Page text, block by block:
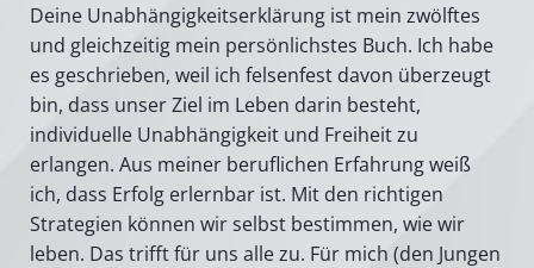
Deine Unabhängigkeitserklärung ist mein zwölftes
und gleichzeitig mein persönlichstes Buch. Ich habe
es geschrieben, weil ich felsenfest davon überzeugt
bin, dass unser Ziel im Leben darin besteht,
individuelle Unabhängigkeit und Freiheit zu
erlangen. Aus meiner beruflichen Erfahrung weiß
ich, dass Erfolg erlernbar ist. Mit den richtigen
Strategien können wir selbst bestimmen, wie wir
leben. Das trifft für uns alle zu. Für mich (den Jungen